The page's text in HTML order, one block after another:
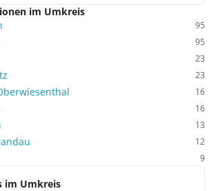
im Umkreis
95
95
23
23
16
16
13
12
9
im Umkreis